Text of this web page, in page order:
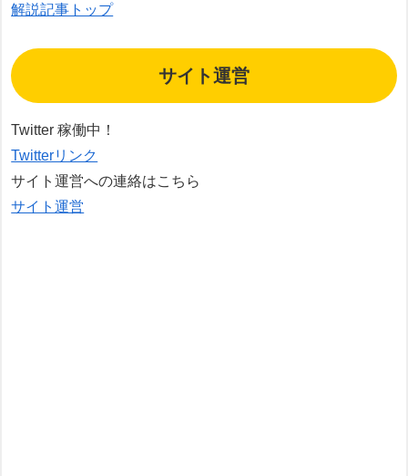
解説記事トップ
サイト運営
Twitter 稼働中！
Twitterリンク
サイト運営への連絡はこちら
サイト運営